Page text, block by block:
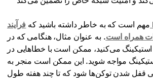
مهم است که به خاطر داشته باشید که فرآیند DeFi استیکینگ با
همراه است. به عنوان مثال، هنگامی که در
استیکینگ می‌کنید، ممکن است با خطاهایی در
مواجه شوید. این ممکن است منجر به
قفل شدن توکن‌ها شود که تا چند هفته طول